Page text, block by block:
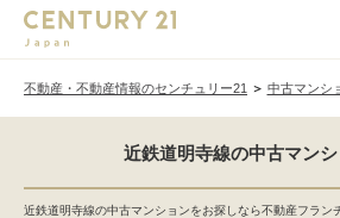
不動産・不動産情報のセンチュリー21 中古マンシ
近鉄道明寺線の中古マン
近鉄道明寺線の中古マンションをお探しなら不動産フラン